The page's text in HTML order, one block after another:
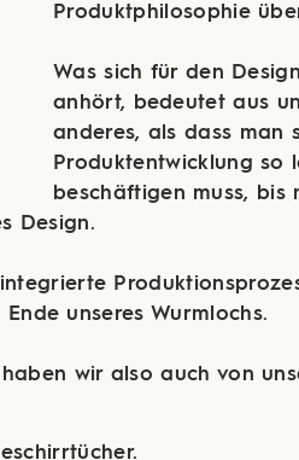
Produktphilosophie
Was sich für den
anhört, bedeutet aus
anderes, als dass man
Produktentwicklung so
beschäftigen muss, bis
Design.
unseres Wurmlochs.
wir also auch von